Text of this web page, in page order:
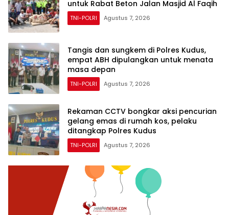
untuk Rabat Beton Jalan Masjid Al Faqih
TNI-POLRI Agustus 7, 2026
Tangis dan sungkem di Polres Kudus,
empat ABH dipulangkan untuk menata
masa depan
TNI-POLRI Agustus 7, 2026
Rekaman CCTV bongkar aksi pencurian
gelang emas di rumah kos, pelaku
ditangkap Polres Kudus
TNI-POLRI Agustus 7, 2026